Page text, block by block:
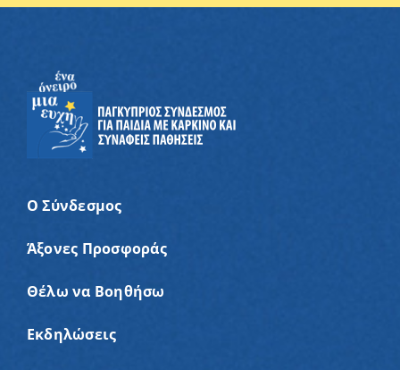
Ο Σύνδεσμος
Άξονες Προσφοράς
Θέλω να Βοηθήσω
Εκδηλώσεις